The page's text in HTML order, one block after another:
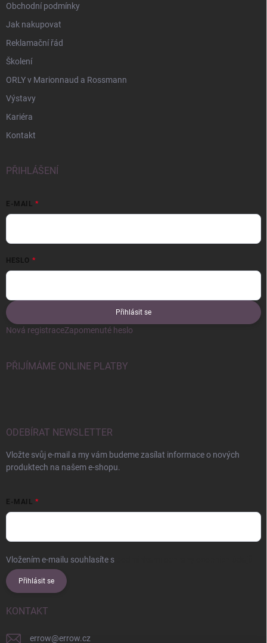
Obchodní podmínky
Jak nakupovat
Reklamační řád
Školení
ORLY v Marionnaud a Rossmann
Výstavy
Kariéra
Kontakt
PŘIHLÁŠENÍ
E-MAIL
HESLO
Přihlásit se
Nová registraceZapomenuté heslo
PŘIJÍMÁME ONLINE PLATBY
ODEBÍRAT NEWSLETTER
Vložte svůj e-mail a my vám budeme zasílat informace o nových
produktech na našem e-shopu.
E-MAIL
Vložením e-mailu souhlasíte s
Přihlásit se
KONTAKT
errow@errow.cz